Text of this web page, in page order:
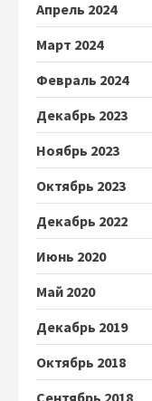
Апрель 2024
Март 2024
Февраль 2024
Декабрь 2023
Ноябрь 2023
Октябрь 2023
Декабрь 2022
Июнь 2020
Май 2020
Декабрь 2019
Октябрь 2018
Сентябрь 2018